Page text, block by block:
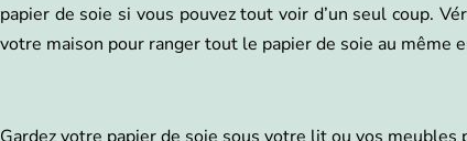
papier de soie si vous pouvez tout voir d’un seul coup.
votre maison pour ranger tout le papier de soie au même